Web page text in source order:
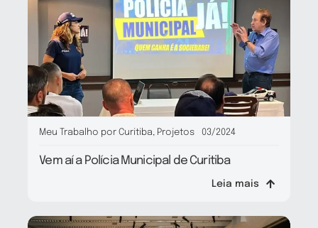
Meu Trabalho por Curitiba, Projetos 03/2024
Vem aí a Polícia Municipal de Curitiba
Leia mais